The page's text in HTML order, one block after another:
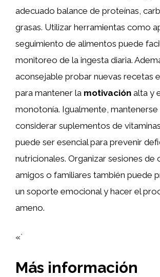
adecuado balance de proteínas,
grasas. Utilizar herramientas como
seguimiento de alimentos puede
monitoreo de la ingesta diaria.
aconsejable probar nuevas recetas
para mantener la motivación alta y
monotonía. Igualmente,
considerar suplementos de
puede ser esencial para prevenir
nutricionales. Organizar sesiones de
amigos o familiares también puede
un soporte emocional y hacer el
ameno.
«`
Más información